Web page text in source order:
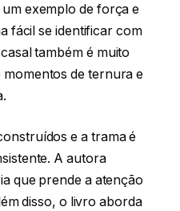
exemplo de força e
fácil se identificar com
também é muito
de ternura e
e a trama é
A autora
que prende a atenção
disso, o livro aborda